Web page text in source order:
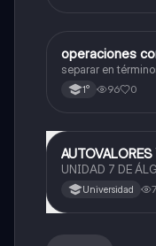
Matemáticas
operaciones
separar en
1° 96 0
Matemáticas
UNIDAD 7 DE
Universidad